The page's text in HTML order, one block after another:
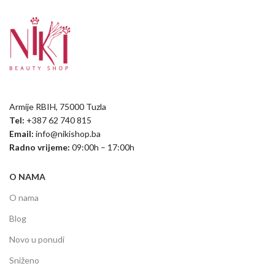
Armije RBIH, 75000 Tuzla
Tel: +387 62 740 815
Email: info@nikishop.ba
Radno vrijeme: 09:00h – 17:00h
O NAMA
O nama
Blog
Novo u ponudi
Sniženo